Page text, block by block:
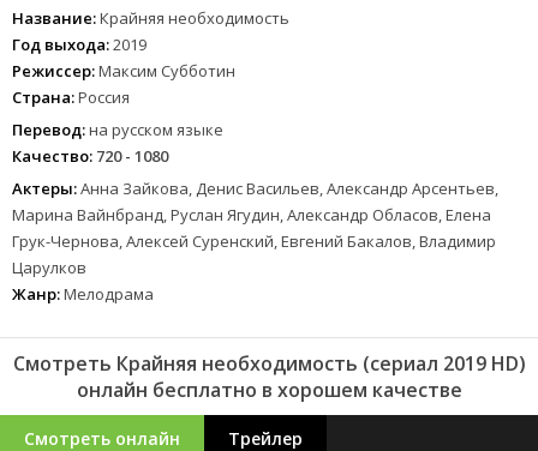
Название:Крайняя необходимость
Год выхода:2019
Режиссер:Максим Субботин
Страна:Россия
Перевод:на русском языке
Качество: 720 - 1080
Актеры:Анна Зайкова, Денис Васильев, Александр Арсентьев,
Марина Вайнбранд, Руслан Ягудин, Александр Обласов, Елена
Грук-Чернова, Алексей Суренский, Евгений Бакалов, Владимир
Царулков
Жанр:Мелодрама
Смотреть Крайняя необходимость (сериал 2019 HD)
онлайн бесплатно в хорошем качестве
Смотреть онлайн Трейлер